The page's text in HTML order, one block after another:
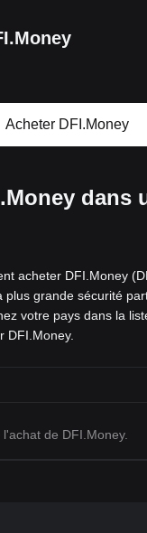
Acheter DFI.Money
dans
acheter DFI.Money
plus grande sécurité
votre pays dans la
DFI.Money.
de DFI.Money.